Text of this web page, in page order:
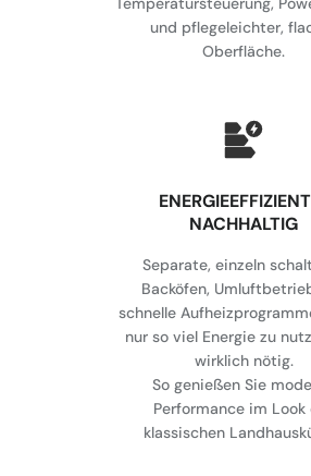
und pflegeleichter,
Oberfläche.
NACHHALTIG
Separate, einzeln
Backöfen,
schnelle
nur so viel Energie zu
wirklich nötig.
So genießen Sie
Performance im Look
klassischen